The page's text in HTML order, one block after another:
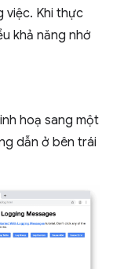
việc. Khi thực
khả năng nhớ
hoạ sang một
dẫn ở bên trái